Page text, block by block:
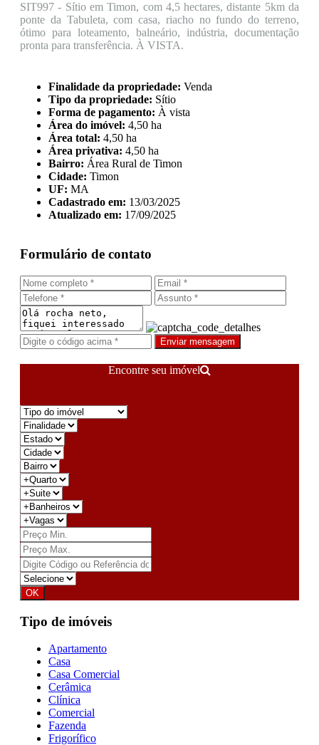
SIT997 - Sítio em Timon, com 4,5 hectares, distante 5km da
ponte da Tabuleta, com casa, riacho no fundo do terreno,
ótimo para loteamento, balneário, indústria, documentação
pronta para transferência. À VISTA.
Finalidade da propriedade: Venda
Tipo da propriedade: Sítio
Forma de pagamento: À vista
Área do imóvel: 4,50 ha
Área total: 4,50 ha
Área privativa: 4,50 ha
Bairro: Área Rural de Timon
Cidade: Timon
UF: MA
Cadastrado em: 13/03/2025
Atualizado em: 17/09/2025
Formulário de contato
Enviar mensagem
Encontre seu imóvel
Tipo de imóveis
Apartamento
Casa
Casa Comercial
Cerâmica
Clínica
Comercial
Fazenda
Frigorífico